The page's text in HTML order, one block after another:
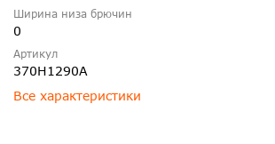
Ширина низа брючин
0
Артикул
370Н1290А
Все характеристики